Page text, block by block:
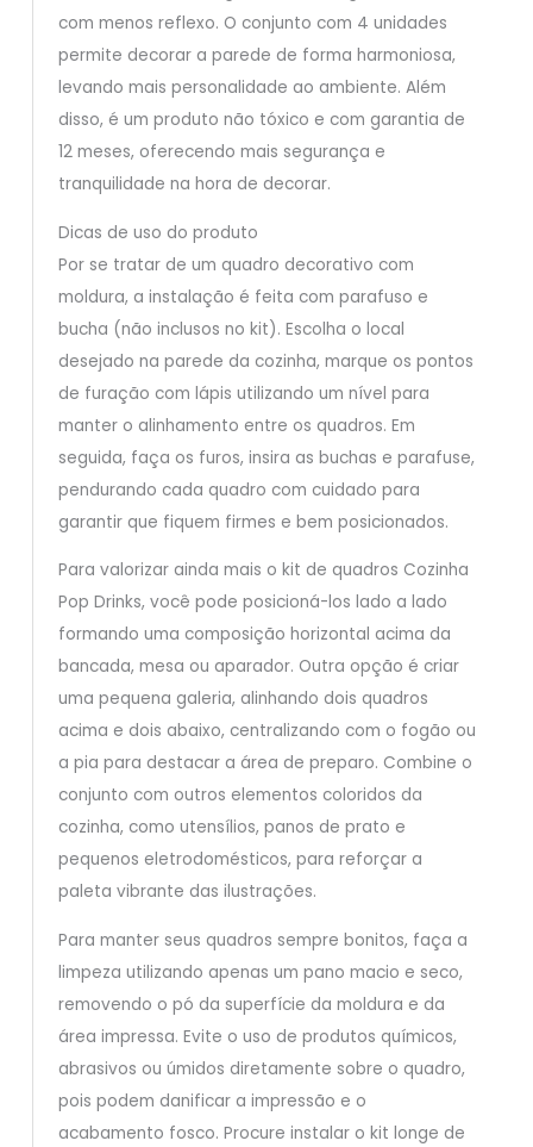
com menos reflexo. O conjunto com 4 unidades
permite decorar a parede de forma harmoniosa,
levando mais personalidade ao ambiente. Além
disso, é um produto não tóxico e com garantia de
12 meses, oferecendo mais segurança e
tranquilidade na hora de decorar.
Dicas de uso do produto
Por se tratar de um quadro decorativo com
moldura, a instalação é feita com parafuso e
bucha (não inclusos no kit). Escolha o local
desejado na parede da cozinha, marque os pontos
de furação com lápis utilizando um nível para
manter o alinhamento entre os quadros. Em
seguida, faça os furos, insira as buchas e parafuse,
pendurando cada quadro com cuidado para
garantir que fiquem firmes e bem posicionados.
Para valorizar ainda mais o kit de quadros Cozinha
Pop Drinks, você pode posicioná-los lado a lado
formando uma composição horizontal acima da
bancada, mesa ou aparador. Outra opção é criar
uma pequena galeria, alinhando dois quadros
acima e dois abaixo, centralizando com o fogão ou
a pia para destacar a área de preparo. Combine o
conjunto com outros elementos coloridos da
cozinha, como utensílios, panos de prato e
pequenos eletrodomésticos, para reforçar a
paleta vibrante das ilustrações.
Para manter seus quadros sempre bonitos, faça a
limpeza utilizando apenas um pano macio e seco,
removendo o pó da superfície da moldura e da
área impressa. Evite o uso de produtos químicos,
abrasivos ou úmidos diretamente sobre o quadro,
pois podem danificar a impressão e o
acabamento fosco. Procure instalar o kit longe de